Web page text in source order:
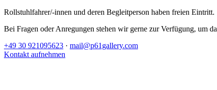
Rollstuhlfahrer/-innen und deren Begleitperson haben freien Eintritt.
Bei Fragen oder Anregungen stehen wir gerne zur Verfügung, um
+49 30 921095623 · mail@p61gallery.com
Kontakt aufnehmen